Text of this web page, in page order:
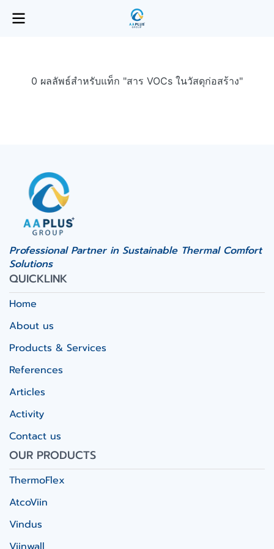
0 ผลลัพธ์สำหรับแท็ก "สาร VOCs ในวัสดุก่อสร้าง"
Professional Partner in Sustainable Thermal Comfort
Solutions
QUICKLINK
Home
About us
Products & Services
References
Articles
Activity
Contact us
OUR PRODUCTS
ThermoFlex
AtcoViin
Vindus